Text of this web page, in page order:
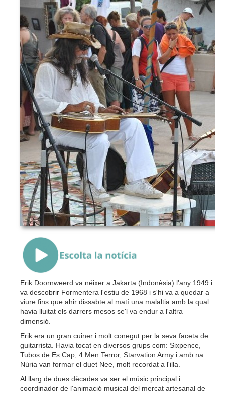
{Play}
Erik Doornweerd va néixer a Jakarta (Indonèsia) l'any 1949 i
va descobrir Formentera l'estiu de 1968 i s'hi va a quedar a
viure fins que ahir dissabte al matí una malaltia amb la qual
havia lluitat els darrers mesos se'l va endur a l'altra
dimensió.
Erik era un gran cuiner i molt conegut per la seva faceta de
guitarrista. Havia tocat en diversos grups com: Sixpence,
Tubos de Es Cap, 4 Men Terror, Starvation Army i amb na
Núria van formar el duet Nee, molt recordat a l'illa.
Al llarg de dues dècades va ser el músic principal i
coordinador de l'animació musical del mercat artesanal de